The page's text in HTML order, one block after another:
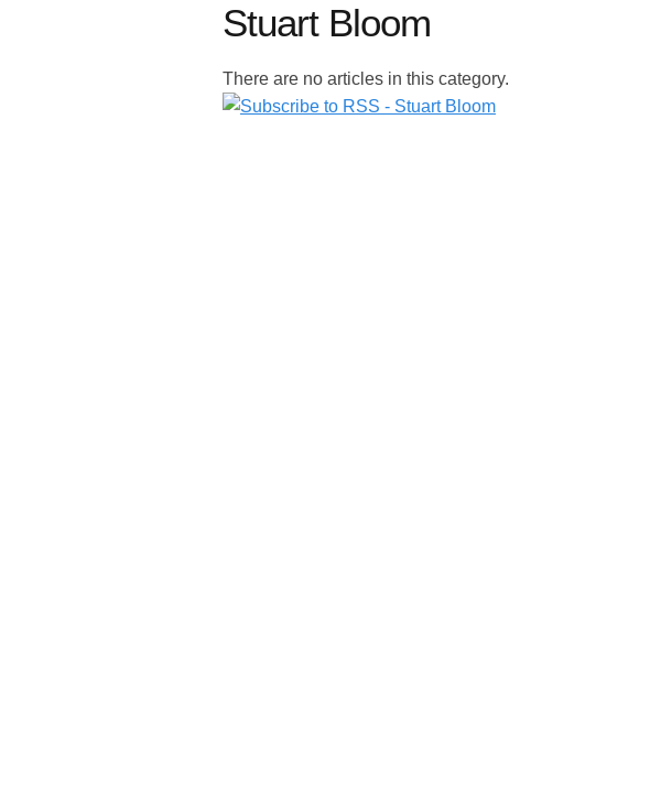
Stuart Bloom
There are no articles in this category.